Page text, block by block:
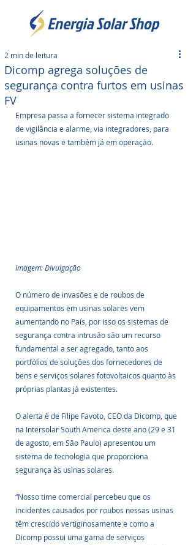
Dicomp agrega soluções de
segurança contra furtos em usinas
FV
2 min de leitura
Empresa passa a fornecer sistema integrado
de vigilância e alarme, via integradores, para
usinas novas e também já em operação.
Imagem: Divulgação
O número de invasões e de roubos de
equipamentos em usinas solares vem
aumentando no País, por isso os sistemas de
segurança contra intrusão são um recurso
fundamental a ser agregado, tanto aos
portfólios de soluções dos fornecedores de
bens e serviços solares fotovoltaicos quanto às
próprias plantas já existentes.
O alerta é de Filipe Favoto, CEO da Dicomp, que
na Intersolar South America deste ano (29 e 31
de agosto, em São Paulo) apresentou um
sistema de tecnologia que proporciona
segurança às usinas solares.
“Nosso time comercial percebeu que os
incidentes causados por roubos nessas usinas
têm crescido vertiginosamente e como a
Dicomp possui uma gama de serviços